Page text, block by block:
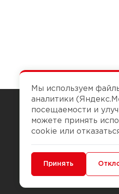
Чтобы
Мы используем
аналитики
посещаемости и
можете принять
cookie или
Минимальные
Принять